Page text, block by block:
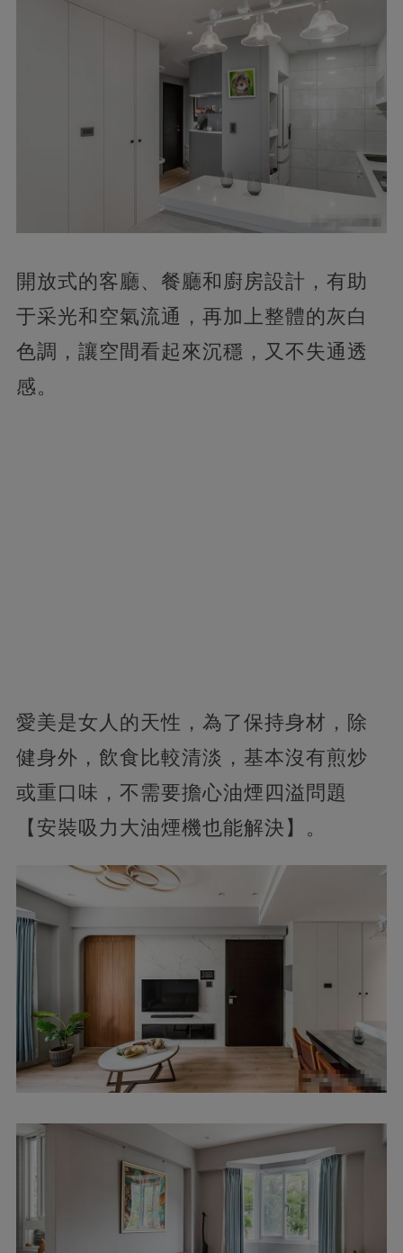
開放式的客廳、餐廳和廚房設計，有助
于采光和空氣流通，再加上整體的灰白
色調，讓空間看起來沉穩，又不失通透
感。
愛美是女人的天性，為了保持身材，除
健身外，飲食比較清淡，基本沒有煎炒
或重口味，不需要擔心油煙四溢問題
【安裝吸力大油煙機也能解決】。